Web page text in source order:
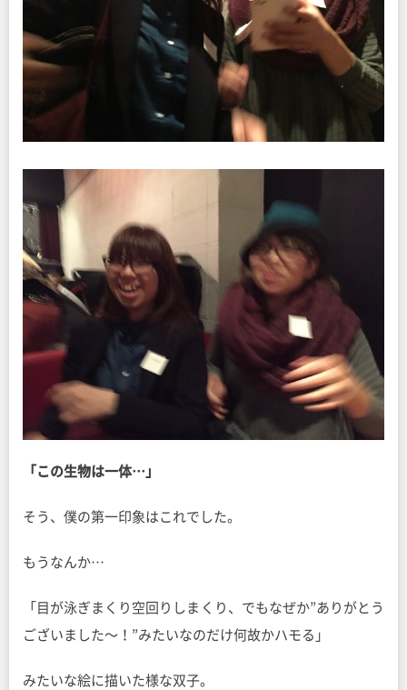
「この生物は一体…」
そう、僕の第一印象はこれでした。
もうなんか…
「目が泳ぎまくり空回りしまくり、でもなぜか”ありがとう
ございました〜！”みたいなのだけ何故かハモる」
みたいな絵に描いた様な双子。